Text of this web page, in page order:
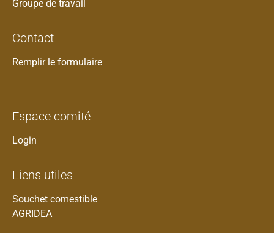
Groupe de travail
Contact
Remplir le formulaire
Espace comité
Login
Liens utiles
Souchet comestible
AGRIDEA